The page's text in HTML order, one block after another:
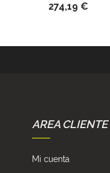
274,19 €
AREA CLIENTE
Mi cuenta